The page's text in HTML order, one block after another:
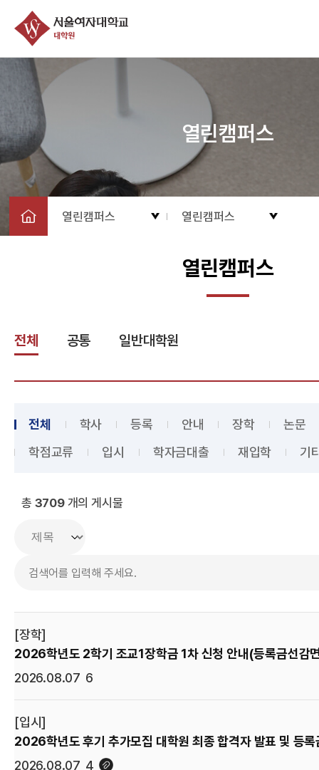
열린캠퍼스
열린캠퍼스 열린캠퍼스
열린캠퍼스
전체 공통 일반대학원
전체 학사 등록 안내 장학
논문
학점교류
입시 학자금대출 재입학 기
총 3709개의 게시물
[장학]
2026학년도 2학기 조교1장학금 1차 신청 안내(등록금선감
2026.08.07 6
[입시]
2026학년도 후기 추가모집 대학원 최종 합격자 발표 및 등록
2026.08.07 4